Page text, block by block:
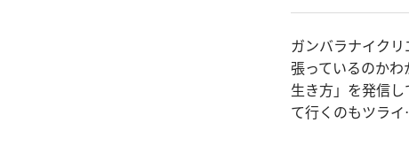
ガンバラナイク
張っているのか
生き方」を発信
て行くのもツラ